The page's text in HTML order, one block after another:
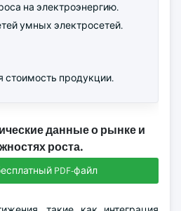
на электроэнергию.
умных электросетей.
стоимость продукции.
данные о рынке и
роста.
PDF-файл